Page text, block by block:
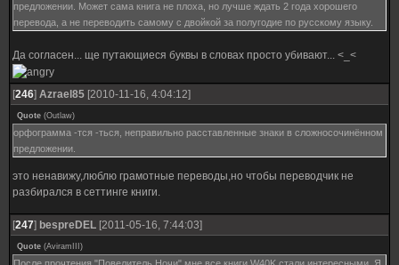
предложении. Может сама книга не плоха, но лучше ждать 2 года хорошего
перевода, а не переводить самому с двойкой за полугодие по русскому языку.
Да согласен... ще путающиеся буквы в словах просто убивают... <_<
[246] Azrael85 [2010-11-16, 4:04:12]
Quote (Outlaw)
орфограмма -тся -ться, неправильно расставленные знаки в сложносочинённом
предложении.
это ненавижу,люблю грамотные переводы,но чтобы переводчик не
разбирался в сеттинге книги.
[247] bespreDEL [2011-05-16, 7:44:03]
Quote (AviramIII )